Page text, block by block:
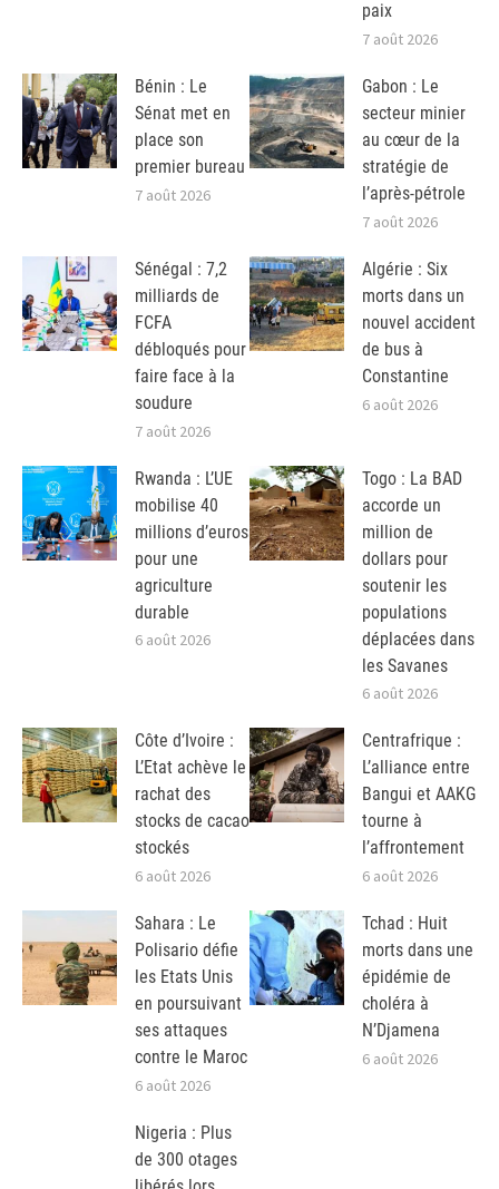
paix
7 août 2026
Bénin : Le
Sénat met en
place son
premier bureau
7 août 2026
Gabon : Le
secteur minier
au cœur de la
stratégie de
l’après-pétrole
7 août 2026
Sénégal : 7,2
milliards de
FCFA
débloqués pour
faire face à la
soudure
7 août 2026
Algérie : Six
morts dans un
nouvel accident
de bus à
Constantine
6 août 2026
Rwanda : L’UE
mobilise 40
millions d’euros
pour une
agriculture
durable
6 août 2026
Togo : La BAD
accorde un
million de
dollars pour
soutenir les
populations
déplacées dans
les Savanes
6 août 2026
Côte d’Ivoire :
L’Etat achève le
rachat des
stocks de cacao
stockés
6 août 2026
Centrafrique :
L’alliance entre
Bangui et AAKG
tourne à
l’affrontement
6 août 2026
Sahara : Le
Polisario défie
les Etats Unis
en poursuivant
ses attaques
contre le Maroc
6 août 2026
Tchad : Huit
morts dans une
épidémie de
choléra à
N’Djamena
6 août 2026
Nigeria : Plus
de 300 otages